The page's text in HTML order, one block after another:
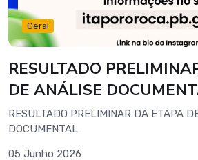
Geral
RESULTADO
DE ANÁLISE
RESULTADO PRELIMINAR DA ETAPA
DOCUMENTAL
05 Junho 2026